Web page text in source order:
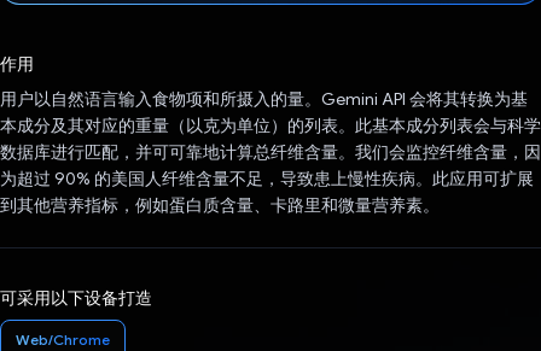
作用
用户以自然语言输入食物项和所摄入的量。Gemini API 会将其转换为基
本成分及其对应的重量（以克为单位）的列表。此基本成分列表会与科学
数据库进行匹配，并可可靠地计算总纤维含量。我们会监控纤维含量，因
为超过 90% 的美国人纤维含量不足，导致患上慢性疾病。此应用可扩展
到其他营养指标，例如蛋白质含量、卡路里和微量营养素。
可采用以下设备打造
Web/Chrome